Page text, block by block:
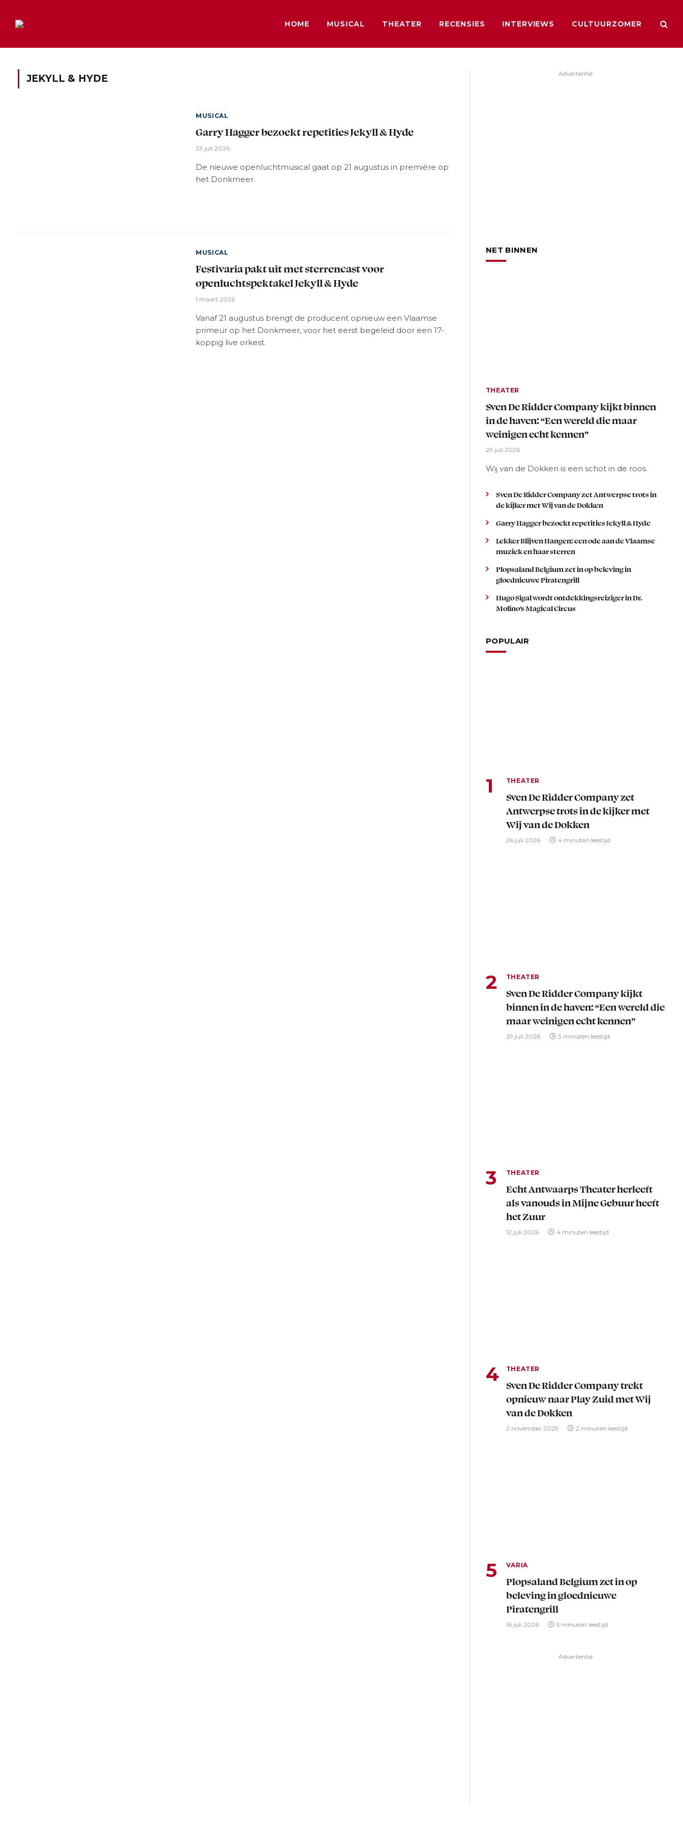
HOME MUSICAL THEATER RECENSIES INTERVIEWS CULTUURZOMER
JEKYLL & HYDE
MUSICAL
Garry Hagger bezoekt repetities Jekyll & Hyde
23 juli 2026
De nieuwe openluchtmusical gaat op 21 augustus in première op
het Donkmeer.
MUSICAL
Festivaria pakt uit met sterrencast voor
openluchtspektakel Jekyll & Hyde
1 maart 2026
Vanaf 21 augustus brengt de producent opnieuw een Vlaamse
primeur op het Donkmeer, voor het eerst begeleid door een 17-
koppig live orkest.
Advertentie
NET BINNEN
THEATER
Sven De Ridder Company kijkt binnen
in de haven: “Een wereld die maar
weinigen echt kennen”
29 juli 2026
Wij van de Dokken is een schot in de roos.
Sven De Ridder Company zet Antwerpse trots in
de kijker met Wij van de Dokken
Garry Hagger bezoekt repetities Jekyll & Hyde
Lekker Blijven Hangen: een ode aan de Vlaamse
muziek en haar sterren
Plopsaland Belgium zet in op beleving in
gloednieuwe Piratengrill
Hugo Sigal wordt ontdekkingsreiziger in Dr.
Molino’s Magical Circus
POPULAIR
THEATER
Sven De Ridder Company zet
Antwerpse trots in de kijker met
Wij van de Dokken
26 juli 2026 4 minuten leestijd
THEATER
Sven De Ridder Company kijkt
binnen in de haven: “Een wereld die
maar weinigen echt kennen”
29 juli 2026 3 minuten leestijd
THEATER
Echt Antwaarps Theater herleeft
als vanouds in Mijne Gebuur heeft
het Zuur
12 juli 2026 4 minuten leestijd
THEATER
Sven De Ridder Company trekt
opnieuw naar Play Zuid met Wij
van de Dokken
2 november 2025 2 minuten leestijd
VARIA
Plopsaland Belgium zet in op
beleving in gloednieuwe
Piratengrill
16 juli 2026 5 minuten leestijd
Advertentie